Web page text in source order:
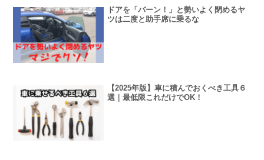
ドアを「バーン！」と勢いよく閉めるヤ
ツは二度と助手席に乗るな
【2025年版】車に積んでおくべき工具６
選｜最低限これだけでOK！